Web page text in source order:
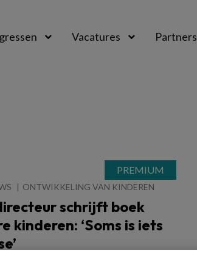
Vacatures Partners
ONTWIKKELING VAN KINDEREN
schrijft boek
kinderen: ‘Soms is iets